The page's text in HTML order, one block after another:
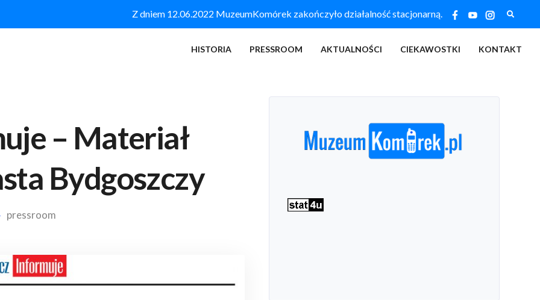
Z dniem 12.06.2022 MuzeumKomórek zakończyło działalność stacjonarną.
HISTORIA PRESSROOM AKTUALNOŚCI CIEKAWOSTKI KONTAKT
– Materiał
Bydgoszczy
pressroom